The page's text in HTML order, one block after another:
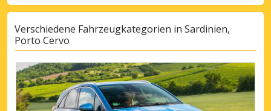
Verschiedene Fahrzeugkategorien in Sardinien,
Porto Cervo